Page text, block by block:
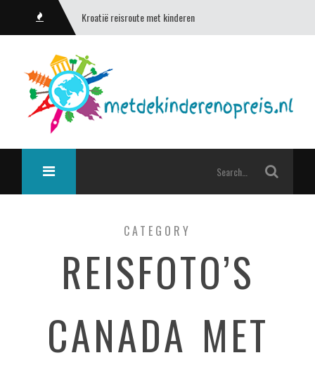
Kroatië reisroute met kinderen
CATEGORY
REISFOTO’S
CANADA MET